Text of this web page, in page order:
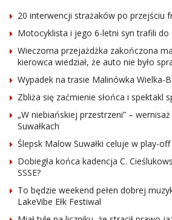
20 interwencji strażaków po przejściu
Motocyklista i jego 6-letni syn trafili do
Wieczorna przejażdżka zakończona
kierowca wiedział, że auto nie było
Wypadek na trasie Malinówka Wielka-
Zbliża się zaćmienie słońca i spektakl
„W niebiańskiej przestrzeni” –
Suwałkach
Ślepsk Malow Suwałki celuje w play-off
Dobiegła końca kadencja C.
SSSE?
To będzie weekend pełen dobrej
LakeVibe Ełk Festiwal